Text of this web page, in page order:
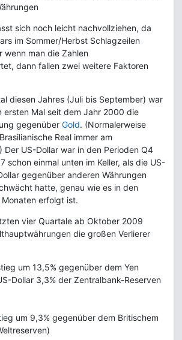
sich noch leicht nachvollziehen, da
im Sommer/Herbst Schlagzeilen
wenn man die Zahlen
dann fallen zwei weitere Faktoren
diesen Jahres (Juli bis September) war
ersten Mal seit dem Jahr 2000 die
gegenüber Gold. (Normalerweise
Real immer am
Der US-Dollar war in den Perioden Q4
schon einmal unten im Keller, als die US-
gegenüber anderen Währungen
hatte, genau wie es in den
erfolgt ist.
vier Quartale ab Oktober 2009
die großen Verlierer
um 13,5% gegenüber dem Yen
Dollar 3,3% der Zentralbank-Reserven
um 9,3% gegenüber dem Britischem